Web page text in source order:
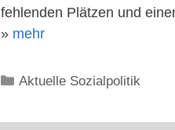
fehlenden Plätzen und
» mehr
Kategorien
Aktuelle Sozialpolitik